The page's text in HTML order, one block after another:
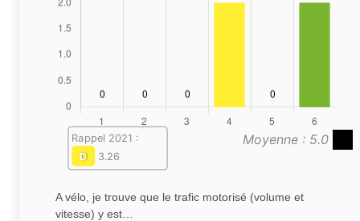
Moyenne : 5.0
Rappel 2021 :
D
3.26
A vélo, je trouve que le trafic motorisé (volume et
vitesse) y est…